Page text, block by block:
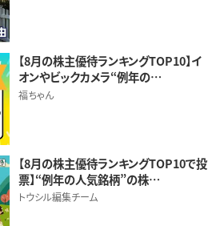
【8月の株主優待ランキングTOP10】イ
オンやビックカメラ“例年の…
福ちゃん
【8月の株主優待ランキングTOP10で投
票】“例年の人気銘柄”の株…
トウシル編集チーム